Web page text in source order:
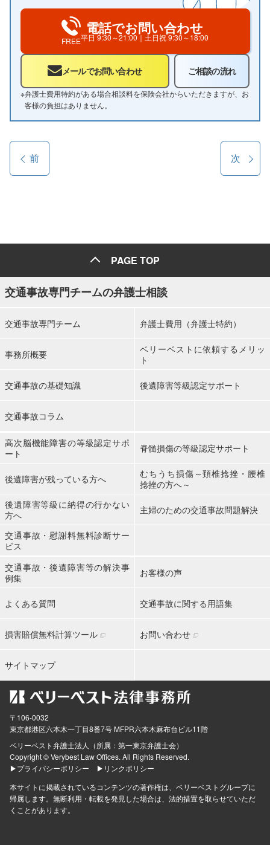
FREE
電話でお問い合わせ
平日9:30～21:00｜土日祝9:30～18:00
メールでお問い合わせ ご相談の流れ
※弁護士費用特約がある場合相談料を保険会社からいただきますが、お
客様の負担はありません。
前 次
PAGE TOP
交通事故専門チームの弁護士相談
交通事故専門チーム 弁護士費用（弁護士特約）
事務所概要
ベリーベストに依頼するメリッ
ト
交通事故の基礎知識 後遺障害等級認定サポート
交通事故コラム
高次脳機能障害の等級認定サポ
ート
脊髄損傷の等級認定サポート
後遺障害が残っている方へ
むちうち損傷～頚椎捻挫・腰椎
捻挫の方へ～
後遺障害等級に納得の行かない
方へ
主婦のための交通事故問題解決
交通事故・慰謝料無料診断サー
ビス
交通事故・後遺障害等の解決事
例集
お客様の声
よくある質問 交通事故に関する用語集
損害賠償無料計算ツール お問い合わせ
サイトマップ
〒106-0032
東京都港区六本木一丁目8番7号 MFPR六本木麻布台ビル11階
ベリーベスト弁護士法人（所属：第一東京弁護士会）
Copyright © Verybest Law Offices. All Rights Reserved.
▶プライバシーポリシー
▶リンクポリシー
本サイトに掲載されているコンテンツの著作権は、ベリーベストグループに
帰属します。無断利用・転載を発見した場合は、法的措置を取らせていただ
くことがあります。